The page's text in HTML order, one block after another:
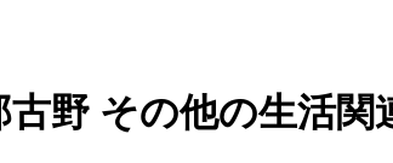
野 その他の生活